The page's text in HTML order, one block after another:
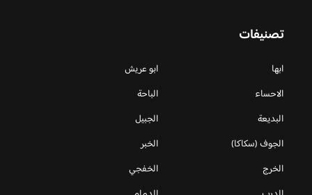
تصنيفات
ابها
ابو عريش
الاحساء
الباحة
البديعة
الجبيل
الجوف (سكاكا)
الخبر
الخرج
الخفجي